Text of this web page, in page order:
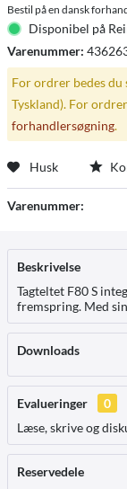
Bestil på en dansk
Disponibel på
Varenummer:
For ordrer bedes
Tyskland). For
forhandlersøgning.
Husk
Varenummer:
Beskrivelse
Tagteltet F80 S
fremspring. Med
Downloads
Evalueringer
0
Læse, skrive og
Reservedele